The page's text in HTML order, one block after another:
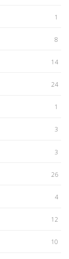
1
8
14
24
1
3
3
26
4
12
10